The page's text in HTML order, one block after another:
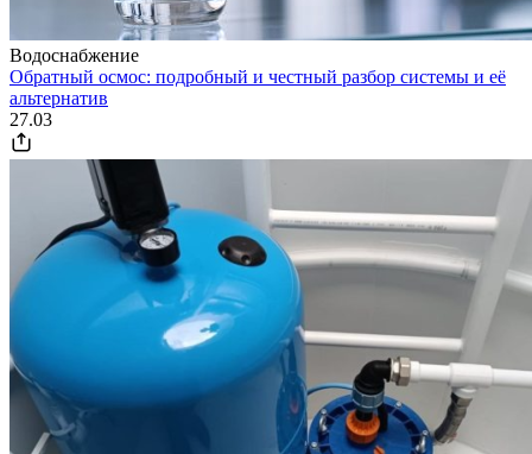
Водоснабжение
Обратный осмос: подробный и честный разбор системы и её
альтернатив
27.03